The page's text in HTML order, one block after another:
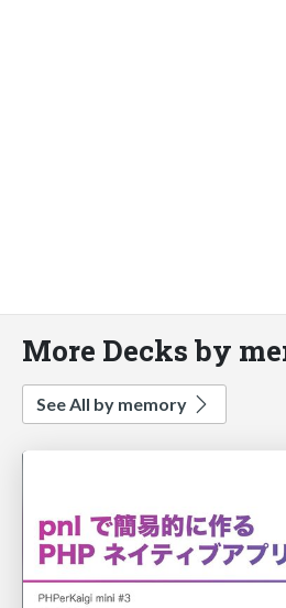
More Decks by
See All by memory